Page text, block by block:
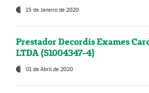
15 de Janeiro de 2020
Prestador Decordis Exames
LTDA (51004347-4)
01 de Abril de 2020